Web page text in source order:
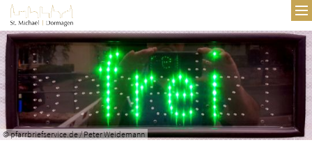
Zum Inhalt springen
© pfarrbriefservice.de / Peter Weidemann